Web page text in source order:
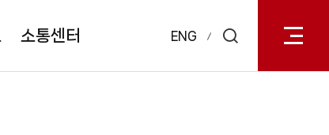
소통센터 ENG
열기